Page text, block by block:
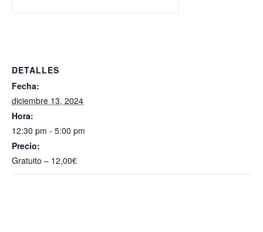
DETALLES
Fecha:
diciembre 13, 2024
Hora:
12:30 pm - 5:00 pm
Precio:
Gratuito – 12,00€